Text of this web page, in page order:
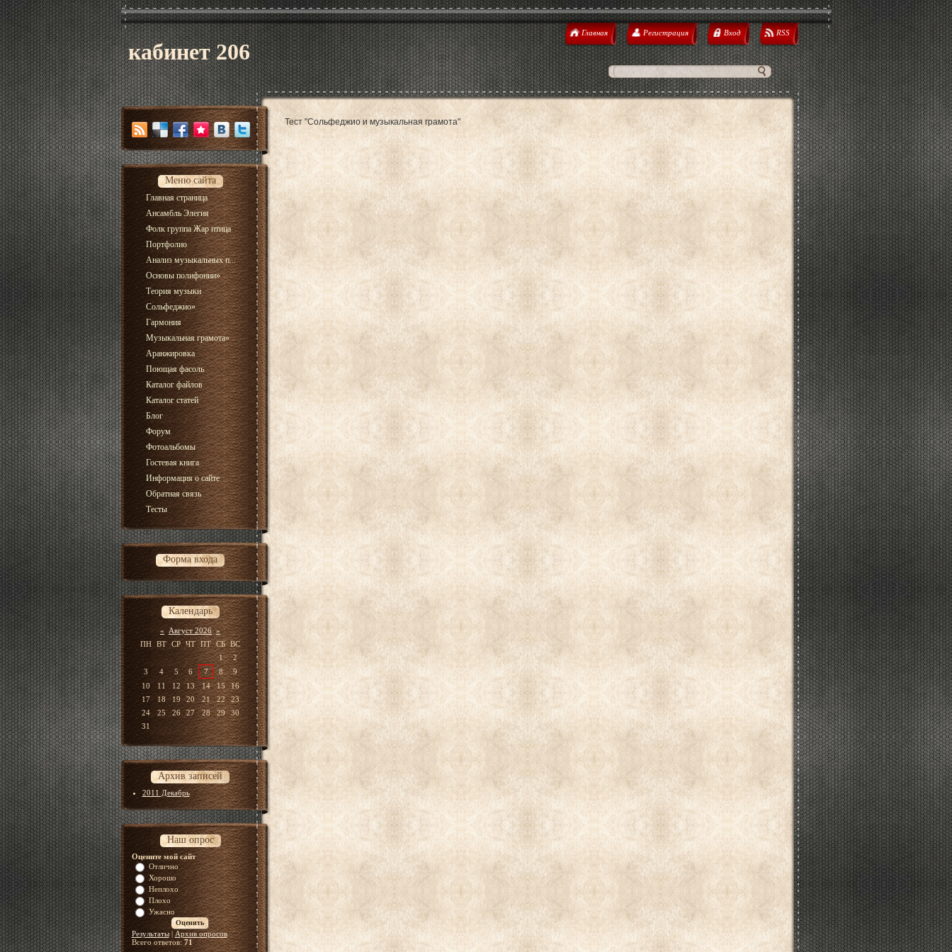
кабинет 206
Главная Регистрация Вход RSS
Меню сайта
Главная страница
Ансамбль Элегия
Фолк группа Жар птица
Портфолио
Анализ музыкальных п...
Основы полифонии»
Теория музыки
Сольфеджио»
Гармония
Музыкальная грамота»
Аранжировка
Поющая фасоль
Каталог файлов
Каталог статей
Блог
Форум
Фотоальбомы
Гостевая книга
Информация о сайте
Обратная связь
Тесты
Форма входа
Календарь
« Август 2026 »
ПН ВТ СР ЧТ ПТ СБ ВС
1
2
3
4 5 6 7 8
9
10
11 12 13 14 15
16
17
18 19 20 21 22
23
24
25 26 27 28 29
30
31
Архив записей
2011 Декабрь
Наш опрос
Оцените мой сайт
Отлично
Хорошо
Неплохо
Плохо
Ужасно
Результаты| Архив опросов
Всего ответов:71
Тест "Сольфеджио и музыкальная грамота"